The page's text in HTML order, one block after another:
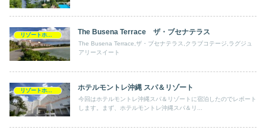
The Busena Terrace ザ・ブセナテラス
The Busena Terrace,ザ・ブセナテラス,クラブコテージ,ラグジュ
アリースイート
ホテルモントレ沖縄 スパ＆リゾート
今回はホテルモントレ沖縄スパ＆リゾートに宿泊したのでレポート
します。まず、ホテルモントレ沖縄スパ＆リ...